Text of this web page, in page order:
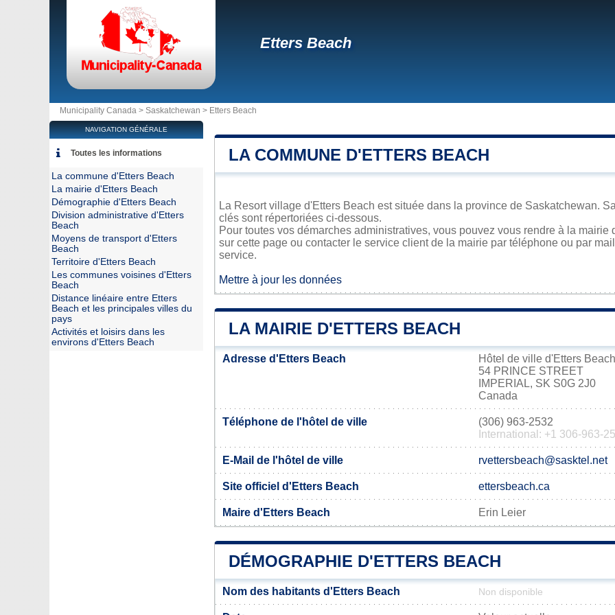
Etters Beach
Municipality Canada > Saskatchewan > Etters Beach
LA COMMUNE D'ETTERS BEACH
La Resort village d'Etters Beach est située dans la province de Saskatchewan.
clés sont répertoriées ci-dessous.
Pour toutes vos démarches administratives, vous pouvez vous rendre à la
sur cette page ou contacter le service client de la mairie par téléphone ou par
service.
Mettre à jour les données
LA MAIRIE D'ETTERS BEACH
Adresse d'Etters Beach
Hôtel de ville d'Etters Beach
54 PRINCE STREET
IMPERIAL, SK S0G 2J0
Canada
Téléphone de l'hôtel de ville
(306) 963-2532
International: +1 306-963-
E-Mail de l'hôtel de ville rvettersbeach@sasktel.net
Site officiel d'Etters Beach ettersbeach.ca
Maire d'Etters Beach Erin Leier
DÉMOGRAPHIE D'ETTERS BEACH
Nom des habitants d'Etters Beach Non disponible
NAVIGATION GÉNÉRALE
Toutes les informations
La commune d'Etters Beach
La mairie d'Etters Beach
Démographie d'Etters Beach
Division administrative d'Etters
Beach
Moyens de transport d'Etters
Beach
Territoire d'Etters Beach
Les communes voisines d'Etters
Beach
Distance linéaire entre Etters
Beach et les principales villes du
pays
Activités et loisirs dans les
environs d'Etters Beach